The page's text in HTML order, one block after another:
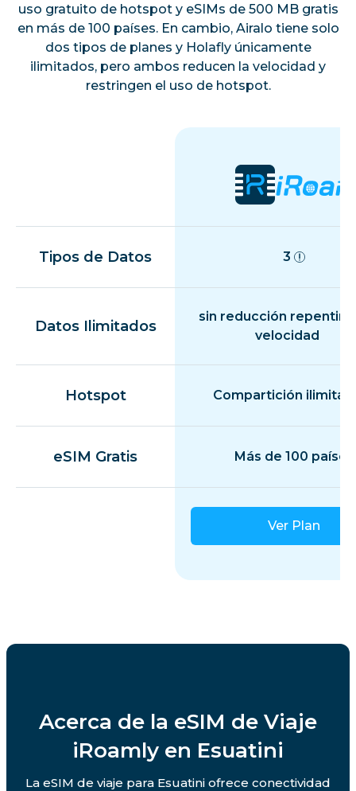
uso gratuito de hotspot y eSIMs de 500 MB gratis
en más de 100 países. En cambio, Airalo tiene solo
dos tipos de planes y Holafly únicamente
ilimitados, pero ambos reducen la velocidad y
restringen el uso de hotspot.
Tipos de Datos 3
Datos Ilimitados
sin reducción
velocidad
Hotspot Compartición
eSIM Gratis Más de 100 países
Ver Plan
Acerca de la eSIM de Viaje
iRoamly en Esuatini
La eSIM de viaje para Esuatini ofrece conectividad